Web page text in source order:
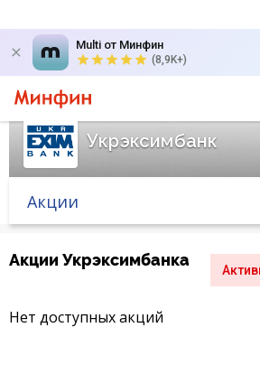
Multi от Минфин
(8,9K+)
Укрэксимбанк
Акции
Акции Укрэксимбанка
Нет доступных акций